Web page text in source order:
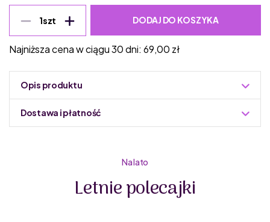
1szt DODAJ DO KOSZYKA
Najniższa cena w ciągu 30 dni: 69,00 zł
Opis produktu
Dostawa i płatność
Na lato
Letnie polecajki